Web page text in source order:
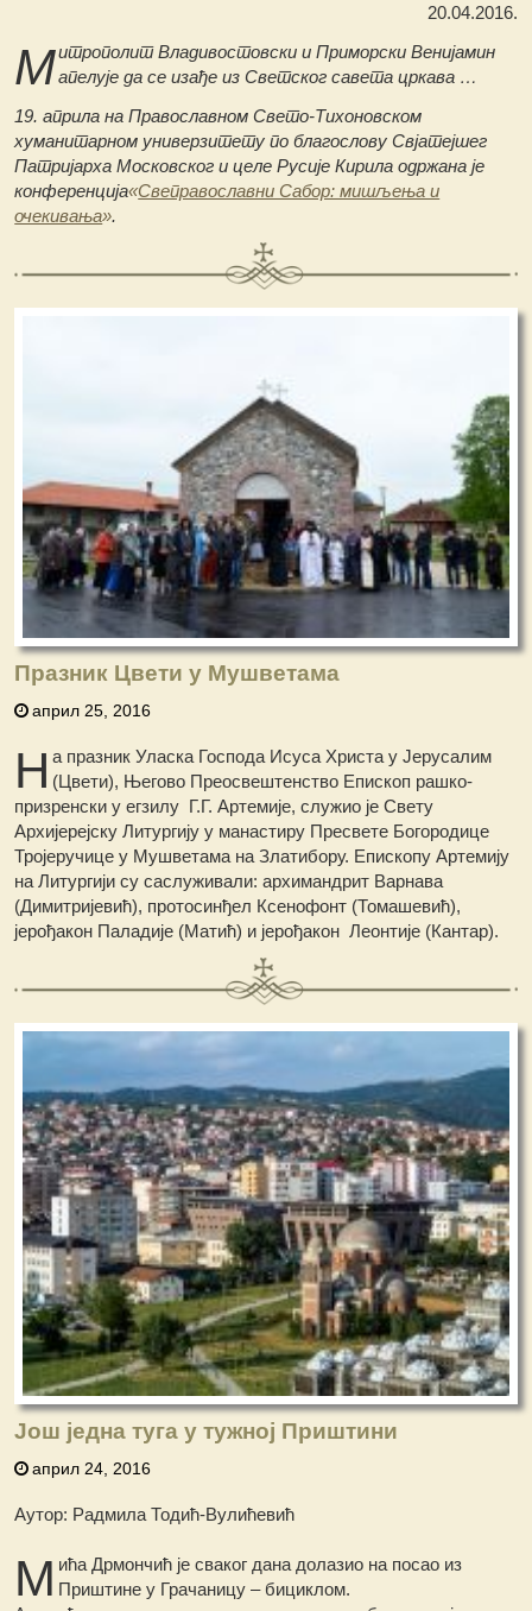
20.04.2016.
Митрополит Владивостовски и Приморски Венијамин
апелује да се изађе из Светског савета цркава …
19. априла на Православном Свето-Тихоновском
хуманитарном универзитету по благослову Свјатејшег
Патријарха Московског и целе Русије Кирила одржана је
конференција«Свеправославни Сабор: мишљења и
очекивања».
Празник Цвети у Мушветама
април 25, 2016
Н а празник Уласка Господа Исуса Христа у Јерусалим
(Цвети), Његово Преосвештенство Епископ рашко-
призренски у егзилу Г.Г. Артемије, служио је Свету
Архијерејску Литургију у манастиру Пресвете Богородице
Тројеручице у Мушветама на Златибору. Епископу Артемију
на Литургији су саслуживали: архимандрит Варнава
(Димитријевић), протосинђел Ксенофонт (Томашевић),
јерођакон Паладије (Матић) и јерођакон Леонтије (Кантар).
Још једна туга у тужној Приштини
април 24, 2016
Аутор: Радмила Тодић-Вулићевић
М ића Дрмончић је сваког дана долазио на посао из
Приштине у Грачаницу – бициклом.